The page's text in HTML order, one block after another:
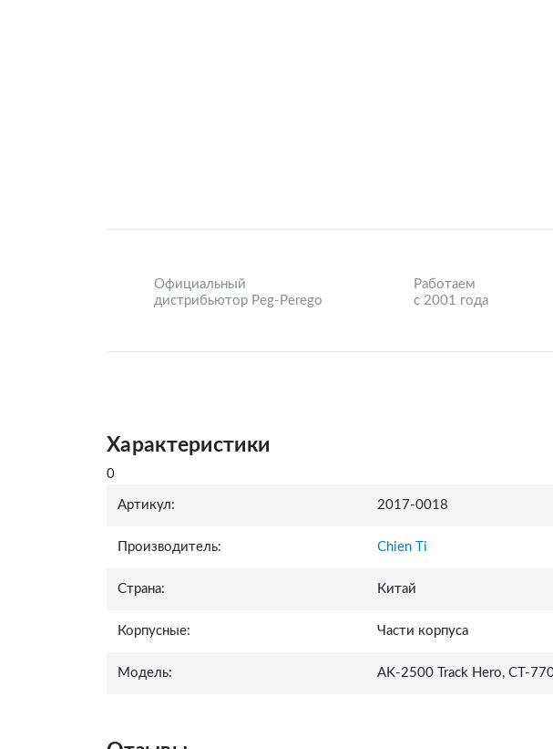
Официальный
дистрибьютор Peg-Perego
Работаем
с 2001 года
Характеристики
0
Артикул: 2017-0018
Производитель: Chien Ti
Страна: Китай
Корпусные: Части корпуса
Модель: AK-2500 Track Hero, СТ-